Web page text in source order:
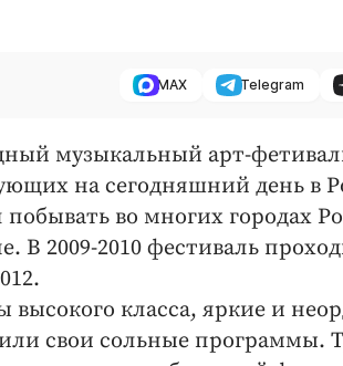
MAX Telegram
музыкальный арт-
на сегодняшний день в
во многих городах
В 2009-2010 фестиваль
класса, яркие и
свои сольные программы.